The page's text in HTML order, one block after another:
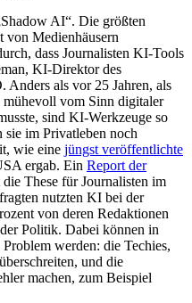
AI“. Die größten
von Medienhäusern
dass Journalisten KI-Tools
KI-Direktor des
Anders als vor 25 Jahren, als
mühevoll vom Sinn digitaler
sind KI-Werkzeuge so
sie im Privatleben noch
wie eine jüngst veröffentlichte
ergab. Ein Report der
die These für Journalisten im
nutzten KI bei der
von deren Redaktionen
Politik. Dabei können in
werden: die Techies,
und die
machen, zum Beispiel